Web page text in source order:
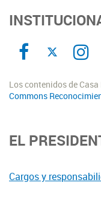
Los contenidos de
Commons
EL
Cargos y